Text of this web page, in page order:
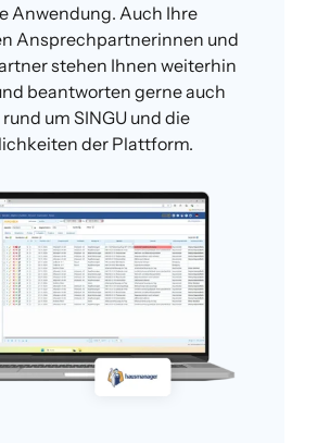
Anwendung. Auch Ihre
Ansprechpartnerinnen und
stehen Ihnen weiterhin
beantworten gerne auch
um SINGU und die
der Plattform.